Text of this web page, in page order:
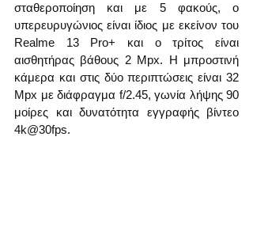
σταθεροποίηση και με 5 φακούς, ο
υπερευρυγώνιος είναι ίδιος με εκείνον του
Realme 13 Pro+ και ο τρίτος είναι
αισθητήρας βάθους 2 Mpx. Η μπροστινή
κάμερα και στις δύο περιπτώσεις είναι 32
Mpx με διάφραγμα f/2.45, γωνία λήψης 90
μοίρες και δυνατότητα εγγραφής βίντεο
4k@30fps.